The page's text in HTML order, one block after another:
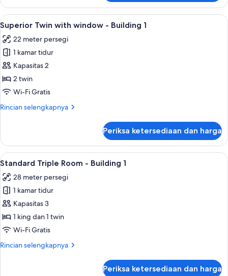
Standard
Twin
No
window
Building
Lihat
semua
foto
untuk
Superior
Twin
with
-
Superior Twin with window -
12
Superior Twin with window - Building 1
22 meter persegi
1 kamar tidur
Kapasitas 2
2 twin
Wi-Fi Gratis
Rincian selengkapnya
Rincian
Superior
Twin
with
Building
Periksa ketersediaan dan harga
Lihat
semua
foto
untuk
Standard
Triple
Room
Building
Standard Triple Room - Building 1 |
12
Standard Triple Room - Building 1
28 meter persegi
1 kamar tidur
Kapasitas 3
1 king dan 1 twin
Wi-Fi Gratis
Rincian selengkapnya
Rincian
Periksa ketersediaan dan harga